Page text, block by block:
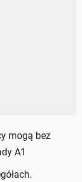
mogą bez
A1